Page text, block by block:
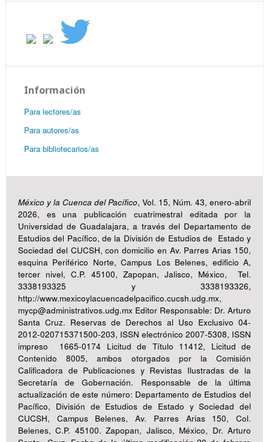
Información
Para lectores/as
Para autores/as
Para bibliotecarios/as
México y la Cuenca del Pacífico, Vol. 15, Núm. 43, enero-abril
2026, es una publicación cuatrimestral editada por la
Universidad de Guadalajara, a través del Departamento de
Estudios del Pacífico, de la División de Estudios de Estado y
Sociedad del CUCSH, con domicilio en Av. Parres Arias 150,
esquina Periférico Norte, Campus Los Belenes, edificio A,
tercer nivel, C.P. 45100, Zapopan, Jalisco, México, Tel.
3338193325 y 3338193326,
http://www.mexicoylacuencadelpacifico.cucsh.udg.mx,
mycp@administrativos.udg.mx Editor Responsable: Dr. Arturo
Santa Cruz. Reservas de Derechos al Uso Exclusivo 04-
2012-020715371500-203, ISSN electrónico 2007-5308, ISSN
impreso 1665-0174 Licitud de Título 11412, Licitud de
Contenido 8005, ambos otorgados por la Comisión
Calificadora de Publicaciones y Revistas Ilustradas de la
Secretaría de Gobernación. Responsable de la última
actualización de este número: Departamento de Estudios del
Pacífico, División de Estudios de Estado y Sociedad del
CUCSH, Campus Belenes, Av. Parres Arias 150, Col.
Belenes, C.P. 45100. Zapopan, Jalisco, México, Dr. Arturo